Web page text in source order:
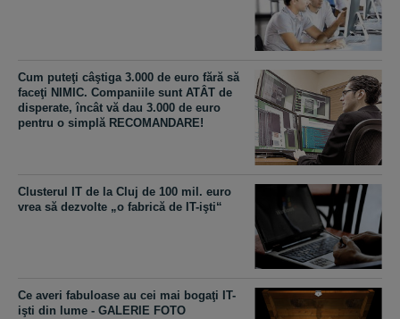
Cum puteţi câştiga 3.000 de euro fără să
faceţi NIMIC. Companiile sunt ATÂT de
disperate, încât vă dau 3.000 de euro
pentru o simplă RECOMANDARE!
Clusterul IT de la Cluj de 100 mil. euro
vrea să dezvolte „o fabrică de IT-işti“
Ce averi fabuloase au cei mai bogaţi IT-
işti din lume - GALERIE FOTO